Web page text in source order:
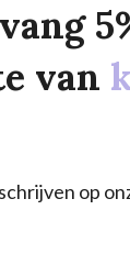
van
op